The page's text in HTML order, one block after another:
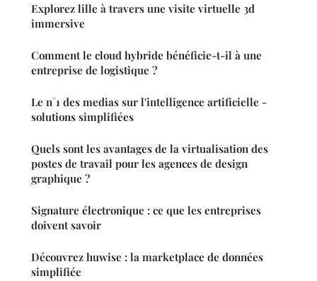
Explorez lille à travers une visite virtuelle 3d
immersive
Comment le cloud hybride bénéficie-t-il à une
entreprise de logistique ?
Le n°1 des medias sur l'intelligence artificielle -
solutions simplifiées
Quels sont les avantages de la virtualisation des
postes de travail pour les agences de design
graphique ?
Signature électronique : ce que les entreprises
doivent savoir
Découvrez huwise : la marketplace de données
simplifiée